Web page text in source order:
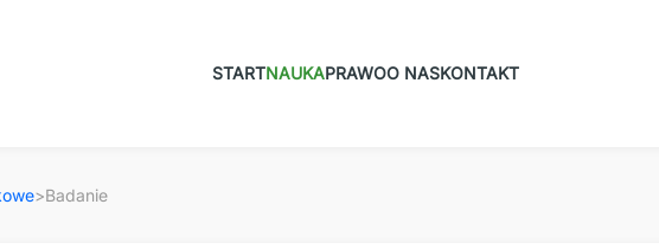
STARTNAUKAPRAWOO NASKONTAKT
>Badanie